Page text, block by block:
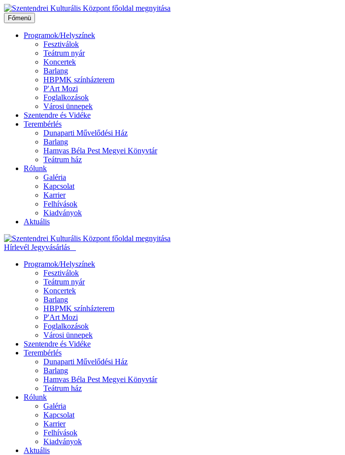
Ugrás
a
tartalomhoz
Főmenü
Programok/Helyszínek
Fesztiválok
Teátrum nyár
Koncertek
Barlang
HBPMK színházterem
P'Art Mozi
Foglalkozások
Városi ünnepek
Szentendre és Vidéke
Terembérlés
Dunaparti Művelődési Ház
Barlang
Hamvas Béla Pest Megyei Könyvtár
Teátrum ház
Rólunk
Galéria
Kapcsolat
Karrier
Felhívások
Kiadványok
Aktuális
Hírlevél Jegyvásárlás
Programok/Helyszínek
Fesztiválok
Teátrum nyár
Koncertek
Barlang
HBPMK színházterem
P'Art Mozi
Foglalkozások
Városi ünnepek
Szentendre és Vidéke
Terembérlés
Dunaparti Művelődési Ház
Barlang
Hamvas Béla Pest Megyei Könyvtár
Teátrum ház
Rólunk
Galéria
Kapcsolat
Karrier
Felhívások
Kiadványok
Aktuális